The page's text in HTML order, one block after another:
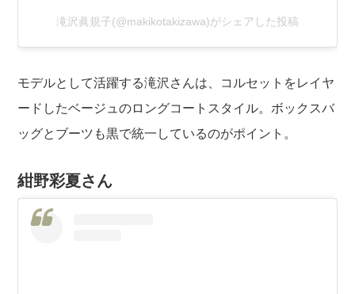
滝沢眞規子(@makikotakizawa)がシェアした投稿
モデルとして活躍する滝沢さんは、コルセットをレイヤ
ードしたベージュのロングコートスタイル。ボックスバ
ッグとブーツも黒で統一しているのがポイント。
紺野彩夏さん